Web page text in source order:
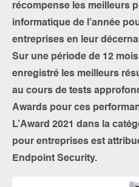
récompense les meilleurs
informatique de l’année
entreprises en leur
Sur une période de 12
enregistré les meilleurs
au cours de tests
Awards pour ces
L’Award 2021 dans la
pour entreprises est
Endpoint Security.